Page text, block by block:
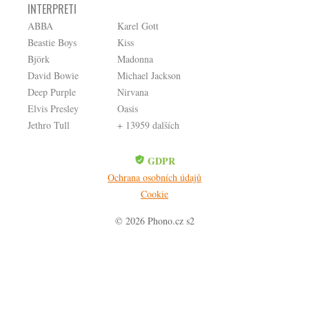
INTERPRETI
ABBA
Beastie Boys
Björk
David Bowie
Deep Purple
Elvis Presley
Jethro Tull
Karel Gott
Kiss
Madonna
Michael Jackson
Nirvana
Oasis
+ 13959 dalších
GDPR
Ochrana osobních údajů
Cookie
© 2026 Phono.cz s2